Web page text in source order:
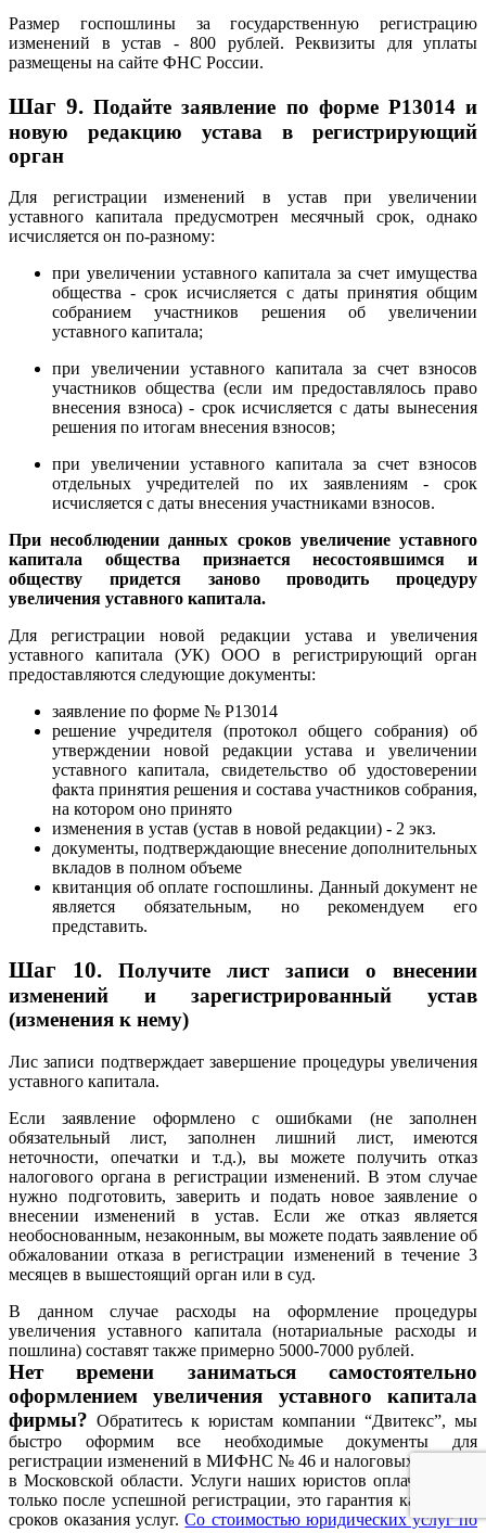
Размер госпошлины за государственную регистрацию
изменений в устав - 800 рублей. Реквизиты для уплаты
размещены на сайте ФНС России.
Шаг 9. Подайте заявление по форме Р13014 и
новую редакцию устава в регистрирующий
орган
Для регистрации изменений в устав при увеличении
уставного капитала предусмотрен месячный срок, однако
исчисляется он по-разному:
при увеличении уставного капитала за счет имущества
общества - срок исчисляется с даты принятия общим
собранием участников решения об увеличении
уставного капитала;
при увеличении уставного капитала за счет взносов
участников общества (если им предоставлялось право
внесения взноса) - срок исчисляется с даты вынесения
решения по итогам внесения взносов;
при увеличении уставного капитала за счет взносов
отдельных учредителей по их заявлениям - срок
исчисляется с даты внесения участниками взносов.
При несоблюдении данных сроков увеличение уставного
капитала общества признается несостоявшимся и
обществу придется заново проводить процедуру
увеличения уставного капитала.
Для регистрации новой редакции устава и увеличения
уставного капитала (УК) ООО в регистрирующий орган
предоставляются следующие документы:
заявление по форме № Р13014
решение учредителя (протокол общего собрания) об
утверждении новой редакции устава и увеличении
уставного капитала, свидетельство об удостоверении
факта принятия решения и состава участников собрания,
на котором оно принято
изменения в устав (устав в новой редакции) - 2 экз.
документы, подтверждающие внесение дополнительных
вкладов в полном объеме
квитанция об оплате госпошлины. Данный документ не
является обязательным, но рекомендуем его
представить.
Шаг 10. Получите лист записи о внесении
изменений и зарегистрированный устав
(изменения к нему)
Лис записи подтверждает завершение процедуры увеличения
уставного капитала.
Если заявление оформлено с ошибками (не заполнен
обязательный лист, заполнен лишний лист, имеются
неточности, опечатки и т.д.), вы можете получить отказ
налогового органа в регистрации изменений. В этом случае
нужно подготовить, заверить и подать новое заявление о
внесении изменений в устав. Если же отказ является
необоснованным, незаконным, вы можете подать заявление об
обжаловании отказа в регистрации изменений в течение 3
месяцев в вышестоящий орган или в суд.
В данном случае расходы на оформление процедуры
увеличения уставного капитала (нотариальные расходы и
пошлина) составят также примерно 5000-7000 рублей.
Нет времени заниматься самостоятельно
оформлением увеличения уставного капитала
фирмы? Обратитесь к юристам компании “Двитекс”, мы
быстро оформим все необходимые документы для
регистрации изменений в МИФНС № 46 и налоговых органах
в Московской области. Услуги наших юристов оплачиваются
только после успешной регистрации, это гарантия качества и
сроков оказания услуг.Со стоимостью юридических услуг по